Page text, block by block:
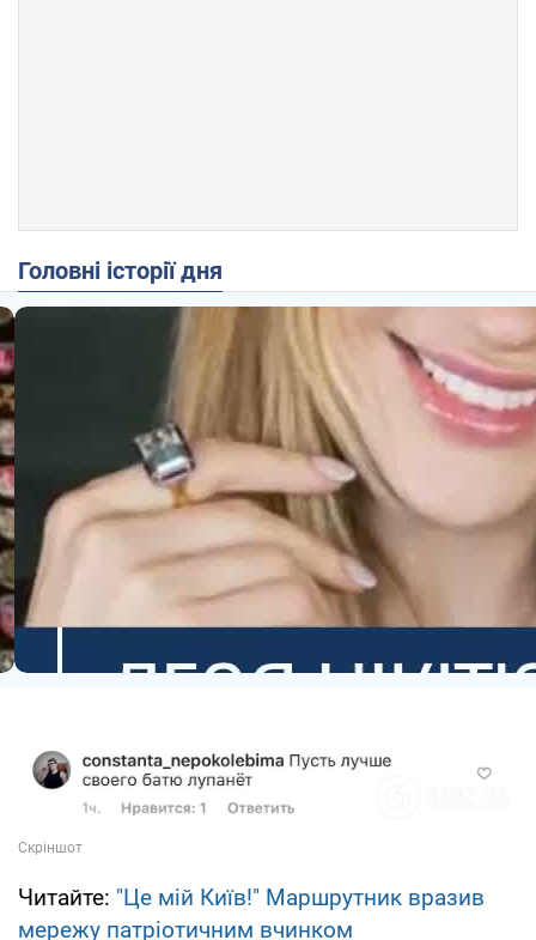
Головні історії дня
Читайте: "Це мій Київ!" Маршрутник вразив
мережу патріотичним вчинком